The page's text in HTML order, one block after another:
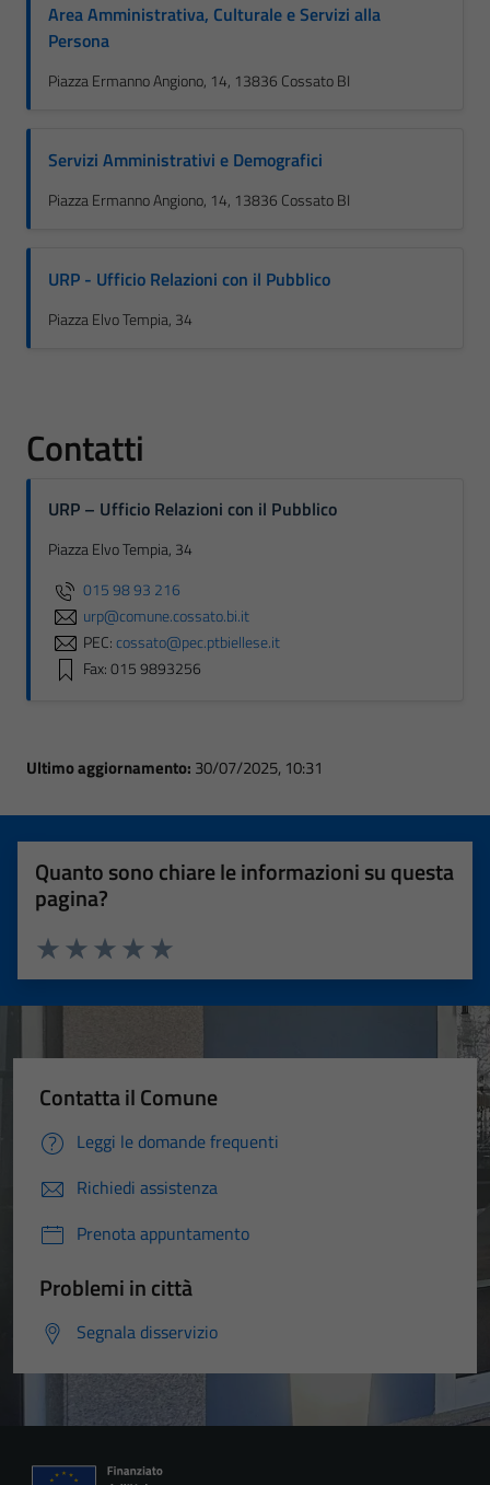
Area Amministrativa, Culturale e Servizi alla
Persona
Piazza Ermanno Angiono, 14, 13836 Cossato BI
Servizi Amministrativi e Demografici
Piazza Ermanno Angiono, 14, 13836 Cossato BI
URP - Ufficio Relazioni con il Pubblico
Piazza Elvo Tempia, 34
Contatti
URP – Ufficio Relazioni con il Pubblico
Piazza Elvo Tempia, 34
015 98 93 216
urp@comune.cossato.bi.it
PEC:cossato@pec.ptbiellese.it
Fax: 015 9893256
Ultimo aggiornamento: 30/07/2025, 10:31
Quanto sono chiare le informazioni su questa
pagina?
Valuta 5 stelle su 5
Valuta 4 stelle su 5
Valuta 3 stelle su 5
Valuta 2 stelle su 5
Valuta 1 stelle su 5
Contatta il Comune
Leggi le domande frequenti
Richiedi assistenza
Prenota appuntamento
Problemi in città
Segnala disservizio